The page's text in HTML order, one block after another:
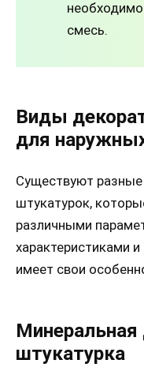
смесь.
Виды
для
Существуют
штукатурок,
различными
характеристиками
имеет свои
Минеральная
штукатурка